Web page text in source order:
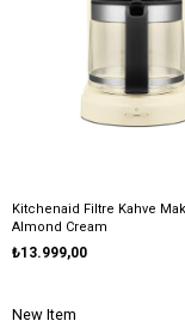
Kitchenaid Filtre Kahve
Almond Cream
₺13.999,00
New Item